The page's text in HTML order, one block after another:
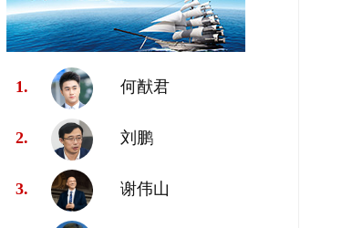
1. 何猷君
2. 刘鹏
3. 谢伟山